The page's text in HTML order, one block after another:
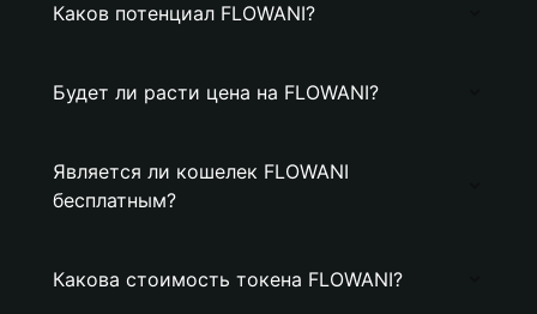
Каков потенциал FLOWANI?
Будет ли расти цена на FLOWANI?
Является ли кошелек FLOWANI
бесплатным?
Какова стоимость токена FLOWANI?